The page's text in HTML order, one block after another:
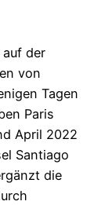
der
von
Tagen
Paris
April 2022
Santiago
die